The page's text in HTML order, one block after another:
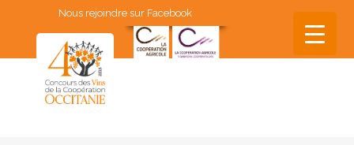
Nous rejoindre sur Facebook